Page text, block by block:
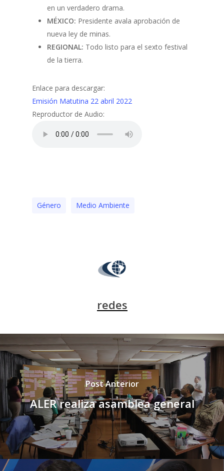
en un verdadero drama.
MÉXICO: Presidente avala aprobación de
nueva ley de minas.
REGIONAL: Todo listo para el sexto festival
de la tierra.
Enlace para descargar:
Emisión Matutina 22 abril 2022
Reproductor de Audio:
Género Medio Ambiente
redes
Post Anterior
ALER realiza asamblea general